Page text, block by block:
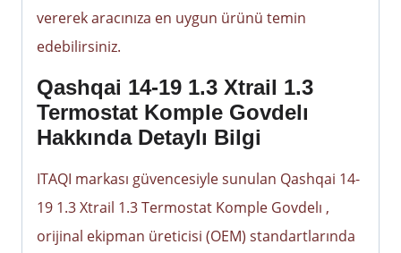
vererek aracınıza en uygun ürünü temin
edebilirsiniz.
Qashqai 14-19 1.3 Xtrail 1.3
Termostat Komple Govdelı
Hakkında Detaylı Bilgi
ITAQI markası güvencesiyle sunulan Qashqai 14-
19 1.3 Xtrail 1.3 Termostat Komple Govdelı ,
orijinal ekipman üreticisi (OEM) standartlarında